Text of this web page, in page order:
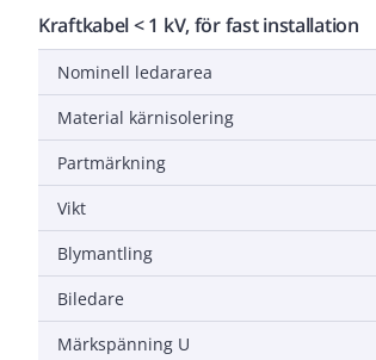
Kraftkabel < 1 kV, för fast installation
Nominell ledararea
Material kärnisolering
Partmärkning
Vikt
Blymantling
Biledare
Märkspänning U